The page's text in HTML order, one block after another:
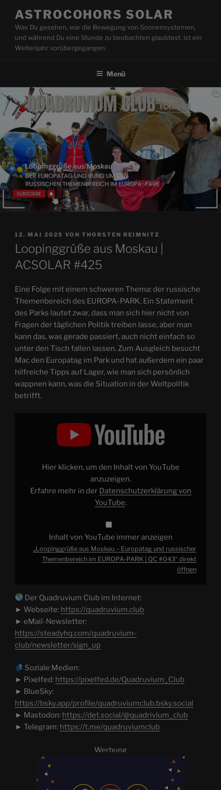
Inhalt
springen
ASTROCOHORS SOLAR
Was Du gesehen, war die Bewegung von Sonnensystemen,
und während Du eine Stunde zu beobachten glaubtest, ist ein
Weltenjahr vorübergegangen.
Menü
VERÖFFENTLICHT
AM
12. MAI 2025 VON THORSTEN REIMNITZ
Loopinggrüße aus Moskau |
ACSOLAR #425
Eine Folge mit einem schweren Thema: der russische
Themenbereich des EUROPA-PARK. Ein Statement
des Parks lautet zwar, dass man sich hier nicht von
Fragen der täglichen Politik treiben lasse, aber man
kann das, was gerade passiert, auch nicht einfach so
unter den Tisch fallen lassen. Zum Ausgleich besucht
Mac den Europatag im Park und hat außerdem ein paar
hilfreiche Tipps auf Lager, wie man sich persönlich
wappnen kann, was die Situation in der Weltpolitik
betrifft.
ThemenbereichHier klicken, um den Inhalt von YouTube
anzuzeigen.
Erfahre mehr in der Datenschutzerklärung von
YouTube.
Inhalt von YouTube immer anzeigen
„Loopinggrüße aus Moskau – Europatag und russischer
Themenbereich im EUROPA-PARK | QC #043“ direkt
öffnen
Der Quadruvium Club im Internet:
► Webseite: https://quadruvium.club
► eMail-Newsletter:
https://steadyhq.com/quadruvium-
club/newsletter/sign_up
Soziale Medien:
► Pixelfed: https://pixelfed.de/Quadruvium_Club
► BlueSky:
https://bsky.app/profile/quadruviumclub.bsky.social
► Mastodon: https://det.social/@quadrivium_club
► Telegram: https://t.me/quadruviumclub
Werbung